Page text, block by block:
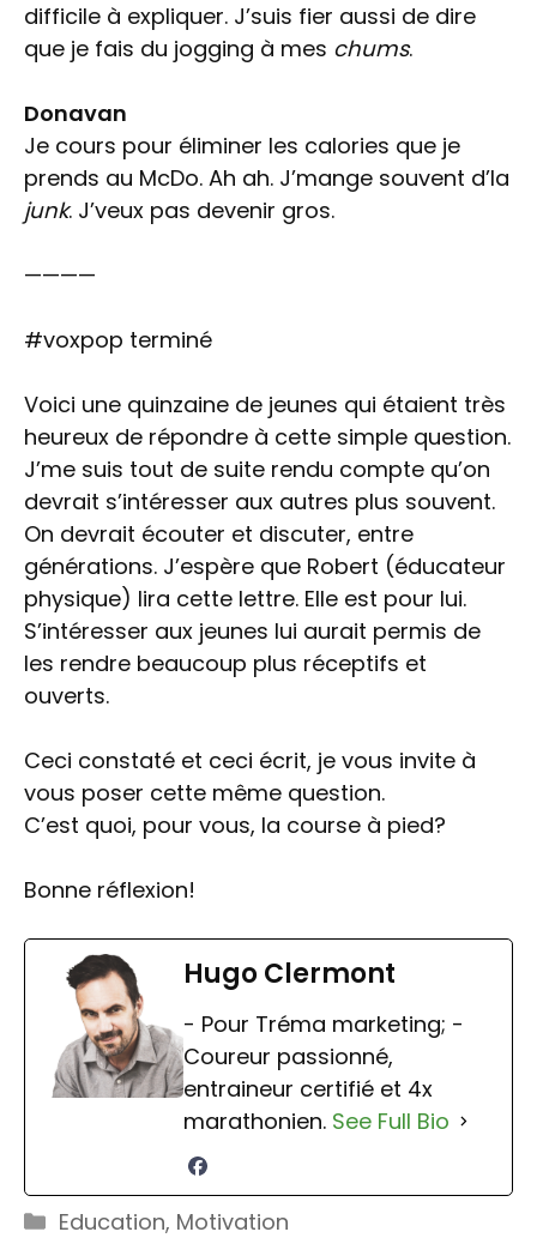
difficile à expliquer. J’suis fier aussi de dire
que je fais du jogging à mes chums.
Donavan
Je cours pour éliminer les calories que je
prends au McDo. Ah ah. J’mange souvent d’la
junk. J’veux pas devenir gros.
————
#voxpop terminé
Voici une quinzaine de jeunes qui étaient très
heureux de répondre à cette simple question.
J’me suis tout de suite rendu compte qu’on
devrait s’intéresser aux autres plus souvent.
On devrait écouter et discuter, entre
générations. J’espère que Robert (éducateur
physique) lira cette lettre. Elle est pour lui.
S’intéresser aux jeunes lui aurait permis de
les rendre beaucoup plus réceptifs et
ouverts.
Ceci constaté et ceci écrit, je vous invite à
vous poser cette même question.
C’est quoi, pour vous, la course à pied?
Bonne réflexion!
Hugo Clermont
- Pour Tréma marketing; -
Coureur passionné,
entraineur certifié et 4x
marathonien. See Full Bio
Catégories
Education, Motivation